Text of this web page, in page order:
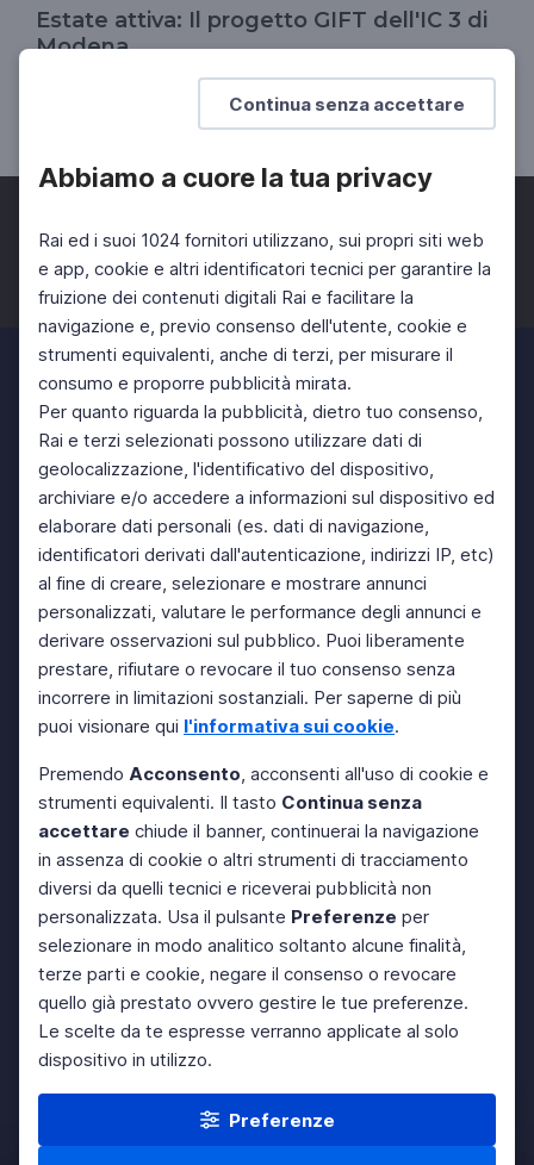
Continua senza accettare
Abbiamo a cuore la tua privacy
Rai ed i suoi 1024 fornitori utilizzano, sui propri siti web
e app, cookie e altri identificatori tecnici per garantire la
fruizione dei contenuti digitali Rai e facilitare la
navigazione e, previo consenso dell'utente, cookie e
strumenti equivalenti, anche di terzi, per misurare il
consumo e proporre pubblicità mirata.
Per quanto riguarda la pubblicità, dietro tuo consenso,
Rai e terzi selezionati possono utilizzare dati di
geolocalizzazione, l'identificativo del dispositivo,
archiviare e/o accedere a informazioni sul dispositivo ed
elaborare dati personali (es. dati di navigazione,
identificatori derivati dall'autenticazione, indirizzi IP, etc)
al fine di creare, selezionare e mostrare annunci
personalizzati, valutare le performance degli annunci e
derivare osservazioni sul pubblico. Puoi liberamente
prestare, rifiutare o revocare il tuo consenso senza
incorrere in limitazioni sostanziali. Per saperne di più
puoi visionare qui l'informativa sui cookie.
Premendo Acconsento, acconsenti all'uso di cookie e
strumenti equivalenti. Il tasto Continua senza
accettare chiude il banner, continuerai la navigazione
in assenza di cookie o altri strumenti di tracciamento
diversi da quelli tecnici e riceverai pubblicità non
personalizzata. Usa il pulsante Preferenze per
selezionare in modo analitico soltanto alcune finalità,
terze parti e cookie, negare il consenso o revocare
quello già prestato ovvero gestire le tue preferenze.
Le scelte da te espresse verranno applicate al solo
dispositivo in utilizzo.
Preferenze
Estate attiva: Il progetto GIFT dell'IC 3 di
Modena
Scuola News- Speciale estate 2
Facebook Twitter Instagram